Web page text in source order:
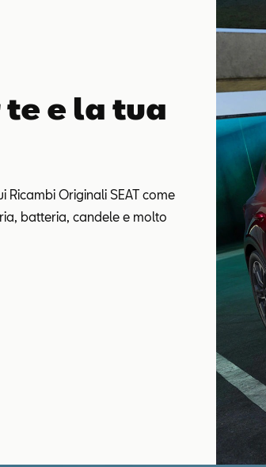
e la tua
Ricambi Originali SEAT come
batteria, candele e molto